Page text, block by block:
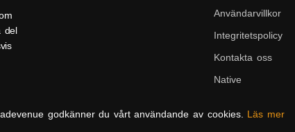
del
Användarvillkor
Integritetspolicy
Kontakta oss
Native
godkänner du vårt användande av cookies. Läs mer